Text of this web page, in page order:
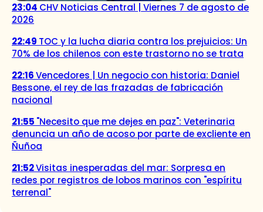
23:04 CHV Noticias Central | Viernes 7 de agosto de
2026
22:49 TOC y la lucha diaria contra los prejuicios: Un
70% de los chilenos con este trastorno no se trata
22:16Vencedores | Un negocio con historia: Daniel
Bessone, el rey de las frazadas de fabricación
nacional
21:55 "Necesito que me dejes en paz": Veterinaria
denuncia un año de acoso por parte de excliente en
Ñuñoa
21:52Visitas inesperadas del mar: Sorpresa en
redes por registros de lobos marinos con "espíritu
terrenal"